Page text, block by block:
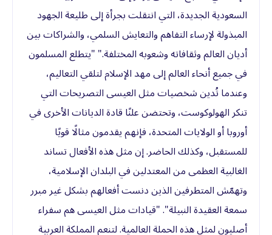
السعودية الجديدة، التي انتقلت بجرأة إلى طليعة الجهود
المبذولة لإرساء التفاهم والتعايش السلمي، والشراكات بين
أديان العالم وثقافاته وشعوبه المختلفة." "يتطلع المسلمون
في جميع أنحاء العالم إلى مهد الإسلام لتلقي التعاليم،
وعندما تُدين شخصيات مثل العيسى التصريحات التي
تنكر الهولوكوست، وتحتضن علنًا قادة الديانات الأخرى في
أوروبا أو الولايات المتحدة، فإنهم يقدمون مثالًا قويًا
للمستقبل، وكذلك الحاضر. إن مثل هذه الأفعال تساند
الغالبية العظمى من المعتدلين في البلدان الإسلامية،
وتهمّش المتطرفين الذين دنست أفعالهم بشكل غير مبرر
سمعة العقيدة النبيلة". "قيادات مثل العيسى هم سفراء
أصليون لمثل هذه الحملة العالمية. لتنعم المملكة العربية